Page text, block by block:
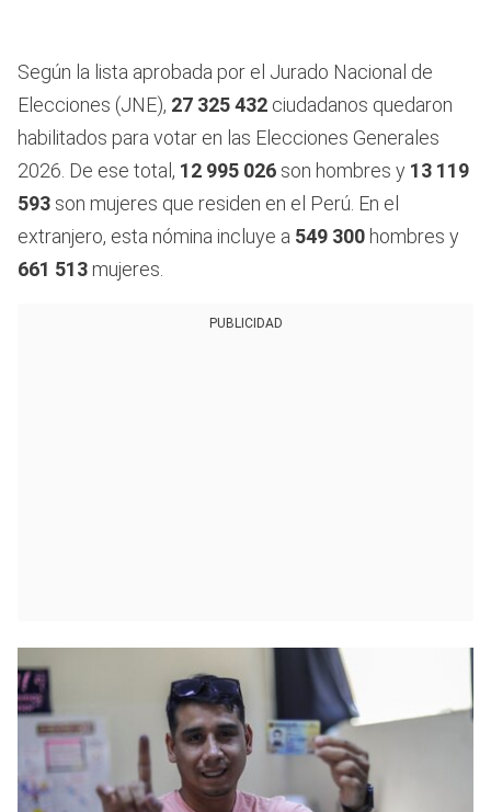
Según la lista aprobada por el Jurado Nacional de
Elecciones (JNE), 27 325 432 ciudadanos quedaron
habilitados para votar en las Elecciones Generales
2026. De ese total, 12 995 026 son hombres y 13 119
593 son mujeres que residen en el Perú. En el
extranjero, esta nómina incluye a 549 300 hombres y
661 513 mujeres.
PUBLICIDAD